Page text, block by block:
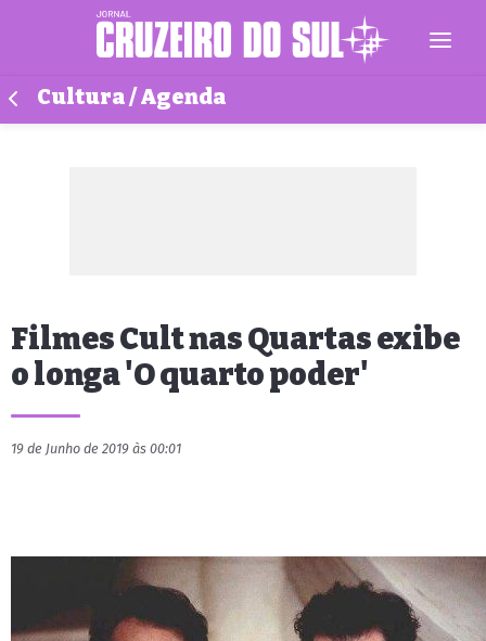
Cultura / Agenda
Filmes Cult nas Quartas exibe
o longa 'O quarto poder'
19 de Junho de 2019 às 00:01